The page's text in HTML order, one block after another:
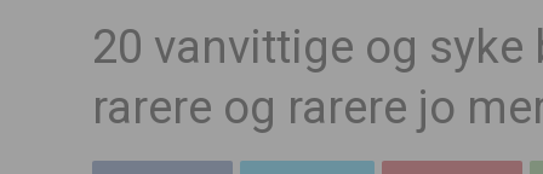
20 vanvittige og
rarere og rarere jo